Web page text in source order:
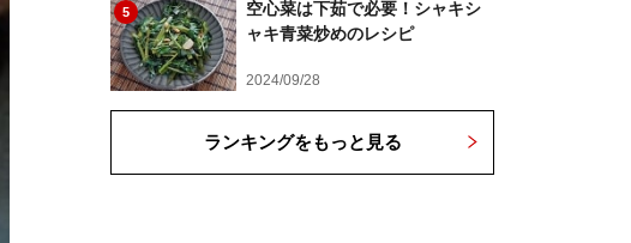
5
空心菜は下茹で必要！シャキシ
ャキ青菜炒めのレシピ
2024/09/28
ランキングをもっと見る